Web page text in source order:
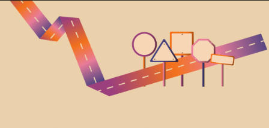
100 días en la
carretera por una
transición justa